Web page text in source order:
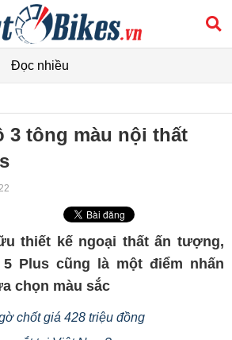
Đọc nhiều
3 tông màu nội thất
thiết kế ngoại thất ấn tượng,
Plus cũng là một điểm nhấn
chọn màu sắc
chốt giá 428 triệu đồng